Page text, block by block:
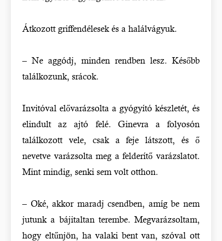
Átkozott griffendélesek és a halálvágyuk.
– Ne aggódj, minden rendben lesz. Később
találkozunk, srácok.
Invitóval elővarázsolta a gyógyító készletét, és
elindult az ajtó felé. Ginevra a folyosón
találkozott vele, csak a feje látszott, és ő
nevetve varázsolta meg a felderítő varázslatot.
Mint mindig, senki sem volt otthon.
– Oké, akkor maradj csendben, amíg be nem
jutunk a bájitaltan terembe. Megvarázsoltam,
hogy eltűnjön, ha valaki bent van, szóval ott